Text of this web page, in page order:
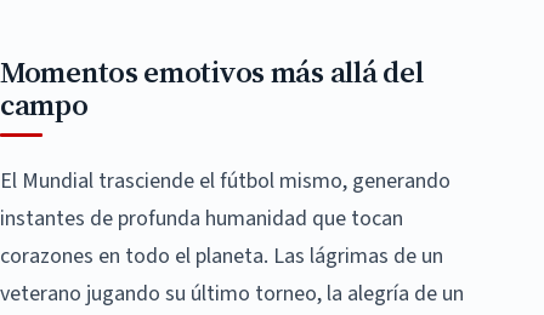
Momentos emotivos más allá del
campo
El Mundial trasciende el fútbol mismo, generando
instantes de profunda humanidad que tocan
corazones en todo el planeta. Las lágrimas de un
veterano jugando su último torneo, la alegría de un